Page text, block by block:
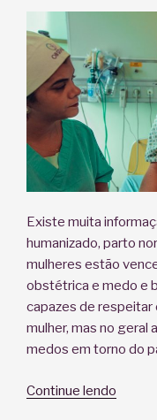
Existe muita
humanizado, parto
mulheres estão
obstétrica e medo e
capazes de respeitar
mulher, mas no geral
medos em torno do
Continue lendo